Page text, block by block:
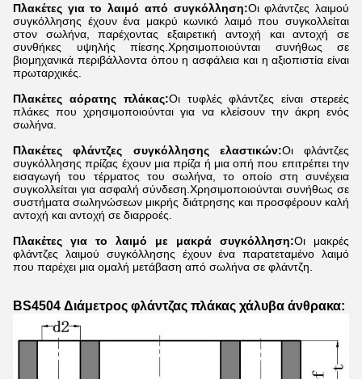
Πλακέτες για το λαιμό από συγκόλληση:Οι φλάντζες λαιμού
συγκόλλησης έχουν ένα μακρύ κωνικό λαιμό που συγκολλείται
στον σωλήνα, παρέχοντας εξαιρετική αντοχή και αντοχή σε
συνθήκες υψηλής πίεσης.Χρησιμοποιούνται συνήθως σε
βιομηχανικά περιβάλλοντα όπου η ασφάλεια και η αξιοπιστία είναι
πρωταρχικές.
Πλακέτες αόρατης πλάκας:Οι τυφλές φλάντζες είναι στερεές
πλάκες που χρησιμοποιούνται για να κλείσουν την άκρη ενός
σωλήνα.
Πλακέτες φλάντζες συγκόλλησης ελαστικών:Οι φλάντζες
συγκόλλησης πρίζας έχουν μια πρίζα ή μια οπή που επιτρέπει την
εισαγωγή του τέρματος του σωλήνα, το οποίο στη συνέχεια
συγκολλείται για ασφαλή σύνδεση.Χρησιμοποιούνται συνήθως σε
συστήματα σωληνώσεων μικρής διάτρησης και προσφέρουν καλή
αντοχή και αντοχή σε διαρροές.
Πλακέτες για το λαιμό με μακρά συγκόλληση:Οι μακρές
φλάντζες λαιμού συγκόλλησης έχουν ένα παρατεταμένο λαιμό
που παρέχει μια ομαλή μετάβαση από σωλήνα σε φλάντζη.
BS4504 Διάμετρος φλάντζας πλάκας χάλυβα άνθρακα: